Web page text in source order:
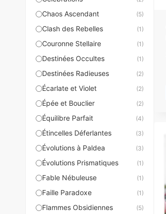
Chaos Ascendant (5)
Clash des Rebelles (1)
Couronne Stellaire (1)
Destinées Occultes (1)
Destinées Radieuses (2)
Écarlate et Violet (2)
Épée et Bouclier (2)
Équilibre Parfait (4)
Étincelles Déferlantes (3)
Évolutions à Paldea (3)
Évolutions Prismatiques (1)
Fable Nébuleuse (1)
Faille Paradoxe (1)
Flammes Obsidiennes (5)